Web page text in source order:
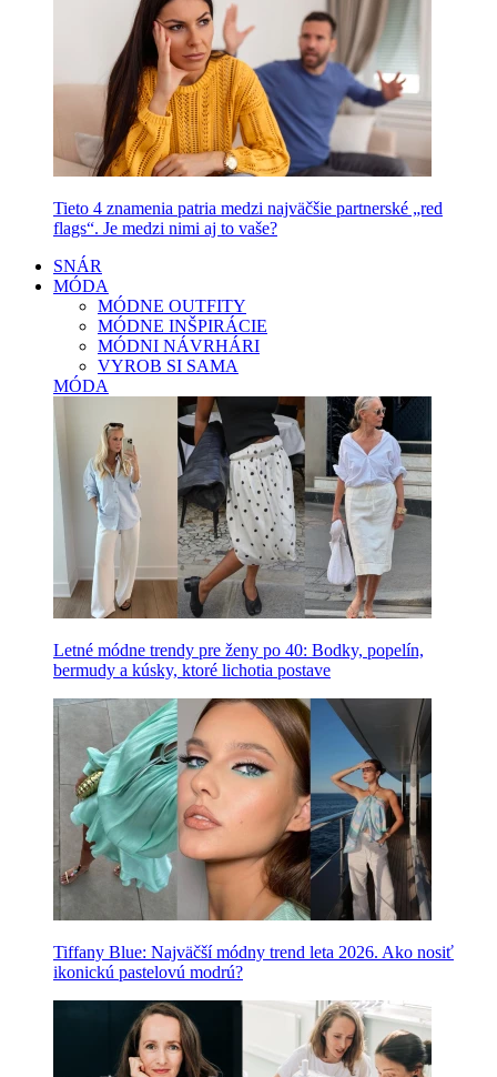
Tieto 4 znamenia patria medzi najväčšie partnerské „red
flags“. Je medzi nimi aj to vaše?
SNÁR
MÓDA
MÓDNE OUTFITY
MÓDNE INŠPIRÁCIE
MÓDNI NÁVRHÁRI
VYROB SI SAMA
MÓDA
Letné módne trendy pre ženy po 40: Bodky, popelín,
bermudy a kúsky, ktoré lichotia postave
Tiffany Blue: Najväčší módny trend leta 2026. Ako nosiť
ikonickú pastelovú modrú?